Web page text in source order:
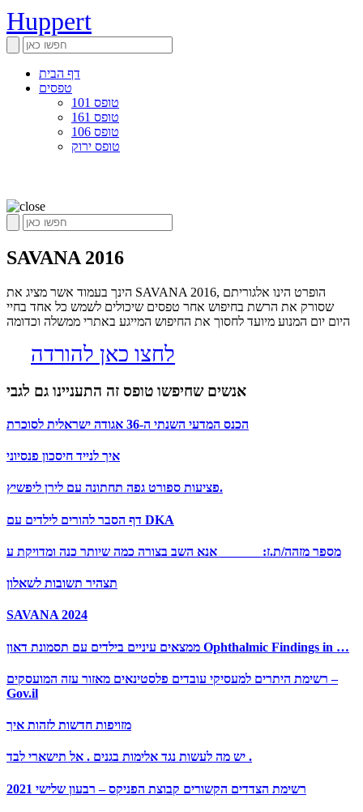
Huppert
דף הבית
טפסים
טופס 101
טופס 161
טופס 106
טופס ירוק
SAVANA 2016
הינך בעמוד אשר מציג את SAVANA 2016, הופרט הינו אלגוריתם
שסורק את הרשת בחיפוש אחר טפסים שיכולים לשמש כל אחד בחיי
היום יום המנוע מיועד לחסוך את החיפוש המייגע באתרי ממשלה וכדומה
לחצו כאן להורדה
אנשים שחיפשו טופס זה התעניינו גם לגבי
הכנס המדעי השנתי ה-36 אגודה ישראלית לסוכרת
איך לנייד חיסכון פנסיוני
פציעות ספורט גפה תחתונה עם לירן ליפשיץ.
דף הסבר להורים לילדים עם DKA
מספר מזהה/ת.ז: ______ אנא השב בצורה כמה שיותר כנה ומדויקת ע
תצהיר תשובות לשאלון
SAVANA 2024
ממצאים עיניים בילדים עם תסמונת דאון Ophthalmic Findings in …
רשימת היתרים למעסיקי עובדים פלסטינאים מאזור עזה המועסקים –
Gov.il
מזויפות חדשות לזהות איך
יש מה לעשות נגד אלימות בגנים . אל תישארי לבד .
רשימת הצדדים הקשורים קבוצת הפניקס – רבעון שלישי 2021